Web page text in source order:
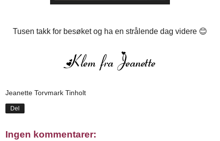
Tusen takk for besøket og ha en strålende dag videre 😊
Jeanette Torvmark Tinholt
Del
Ingen kommentarer: